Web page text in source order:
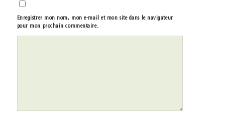
Enregistrer mon nom, mon e-mail et mon site dans le navigateur
pour mon prochain commentaire.